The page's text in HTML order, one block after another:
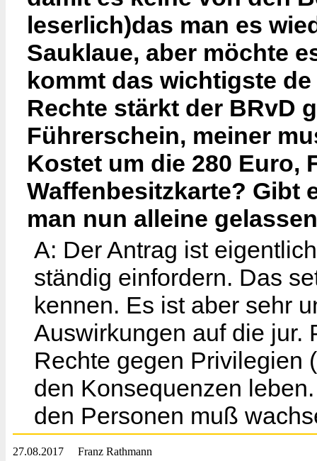
leserlich)das man es
Sauklaue, aber möchte
kommt das wichtigste
Rechte stärkt der BRvD
Führerschein, meiner
Kostet um die 280 Euro,
Waffenbesitzkarte? Gibt
man nun alleine
A: Der Antrag ist
ständig einfordern. Das
kennen. Es ist aber sehr
Auswirkungen auf die jur.
Rechte gegen Privilegien
den Konsequenzen
den Personen muß
27.08.2017 Franz Rathmann